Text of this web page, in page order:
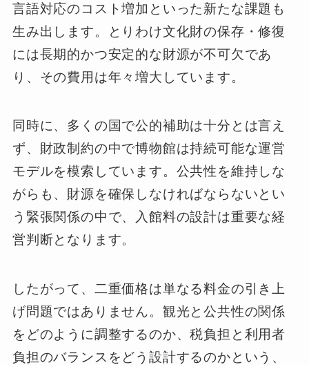
言語対応のコスト増加といった新たな課題も
生み出します。とりわけ文化財の保存・修復
には長期的かつ安定的な財源が不可欠であ
り、その費用は年々増大しています。
同時に、多くの国で公的補助は十分とは言え
ず、財政制約の中で博物館は持続可能な運営
モデルを模索しています。公共性を維持しな
がらも、財源を確保しなければならないとい
う緊張関係の中で、入館料の設計は重要な経
営判断となります。
したがって、二重価格は単なる料金の引き上
げ問題ではありません。観光と公共性の関係
をどのように調整するのか、税負担と利用者
負担のバランスをどう設計するのかという、